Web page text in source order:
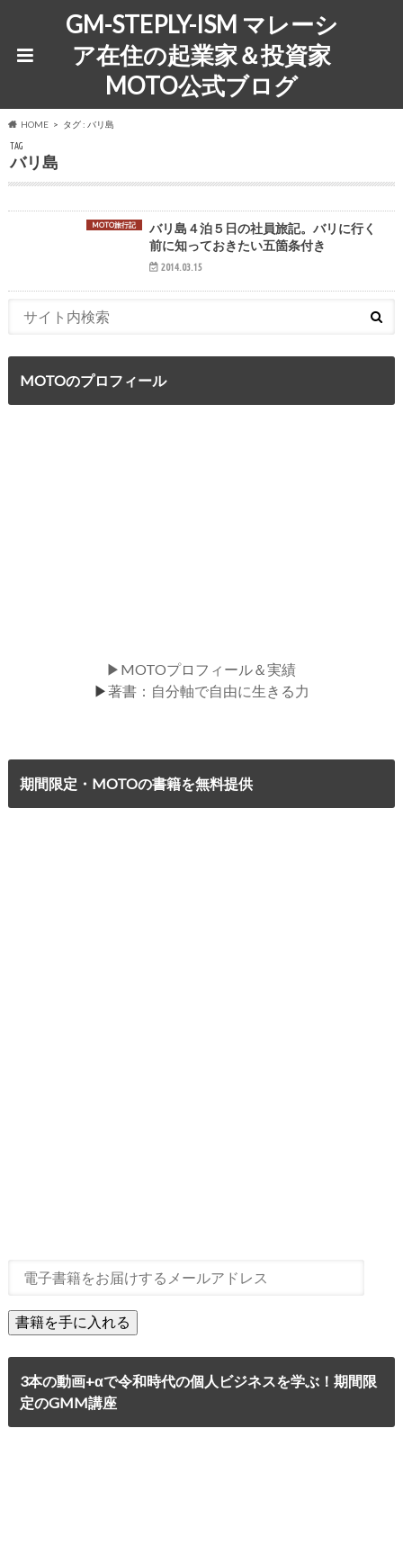
GM-STEPLY-ISM マレーシ
ア在住の起業家＆投資家
MOTO公式ブログ
HOME タグ : バリ島
TAG
バリ島
MOTO旅行記
バリ島４泊５日の社員旅記。バリに行く
前に知っておきたい五箇条付き
2014.03.15
MOTOのプロフィール
▶MOTOプロフィール＆実績
▶著書：自分軸で自由に生きる力
期間限定・MOTOの書籍を無料提供
3本の動画+αで令和時代の個人ビジネスを学ぶ！期間限
定のGMM講座